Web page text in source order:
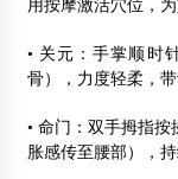
用按摩激活穴位，
• 关元：手掌顺时
骨），力度轻柔，
• 命门：双手拇指
胀感传至腰部），持